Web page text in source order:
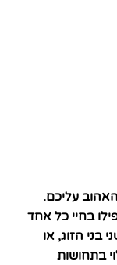
עליכם.
בחיי כל אחד
בני הזוג, או
בתחושות